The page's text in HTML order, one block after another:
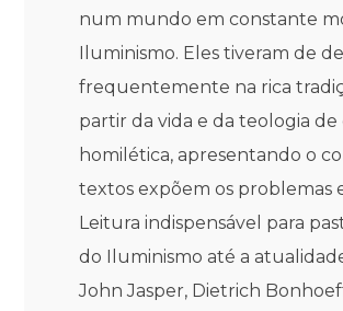
num mundo em constante
Iluminismo. Eles tiveram de
frequentemente na rica
partir da vida e da teologia
homilética, apresentando o
textos expõem os problemas
Leitura indispensável para
do Iluminismo até a
John Jasper, Dietrich